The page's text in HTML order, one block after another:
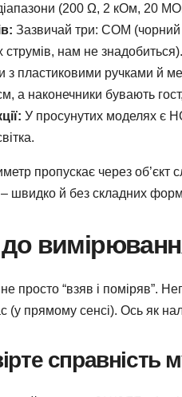
(200 Ω, 2 кОм, 20
Зазвичай три: COM
струмів, нам не знадобиться).
з пластиковими ручками й
а наконечники бувають
У просунутих моделях є
пропускає через об’єкт
– швидко й без складних
до
просто “взяв і поміряв”.
(у прямому сенсі). Ось як
справність